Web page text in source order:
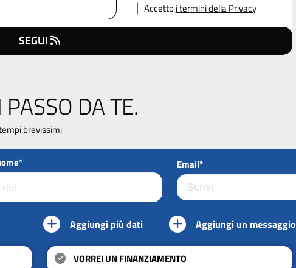
Accettoi termini della Privacy
SEGUI
DA TE.
brevissimi
Email*
Aggiungi più dati Aggiungi un messaggio
VORREI UN FINANZIAMENTO